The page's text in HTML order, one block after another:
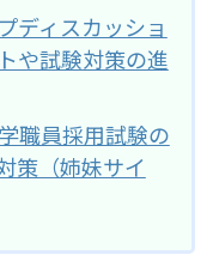
ディスカッショ
や試験対策の進
職員採用試験の
策（姉妹サイ